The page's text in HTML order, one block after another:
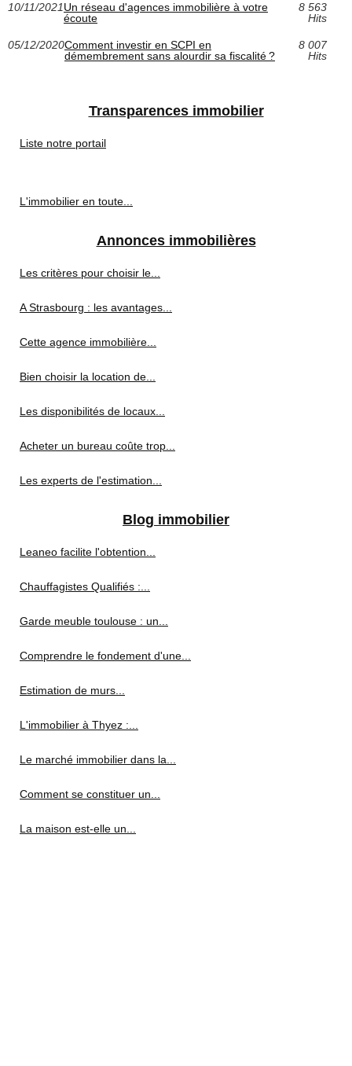
10/11/2021Un réseau d'agences immobilière à votre
écoute
8 563
Hits
05/12/2020Comment investir en SCPI en
démembrement sans alourdir sa fiscalité ?
8 007
Hits
Transparences immobilier
Liste notre portail
L'immobilier en toute...
Annonces immobilières
Les critères pour choisir le...
A Strasbourg : les avantages...
Cette agence immobilière...
Bien choisir la location de...
Les disponibilités de locaux...
Acheter un bureau coûte trop...
Les experts de l'estimation...
Blog immobilier
Leaneo facilite l'obtention...
Chauffagistes Qualifiés :...
Garde meuble toulouse : un...
Comprendre le fondement d'une...
Estimation de murs...
L'immobilier à Thyez :...
Le marché immobilier dans la...
Comment se constituer un...
La maison est-elle un...